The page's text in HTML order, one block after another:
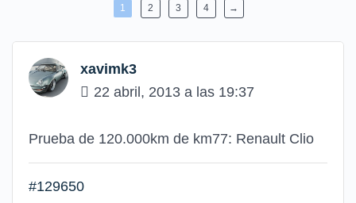
1 2 3 4 →
xavimk3
22 abril, 2013 a las 19:37
Prueba de 120.000km de km77: Renault Clio
#129650